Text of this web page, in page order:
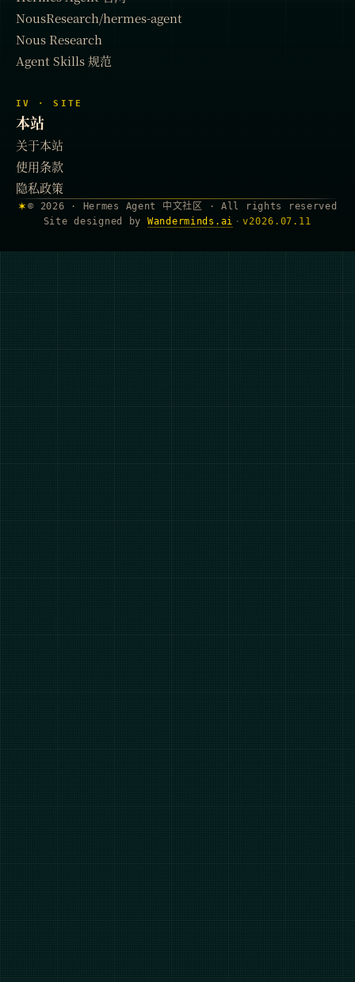
NousResearch/hermes-agent
Nous Research
Agent Skills 规范
IV · SITE
本站
关于本站
使用条款
隐私政策
✶© 2026 · Hermes Agent 中文社区 · All rights reserved
Site designed by
Wanderminds.ai · v2026.07.11